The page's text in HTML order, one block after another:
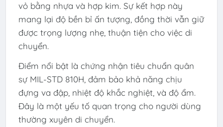
vỏ bằng nhựa và hợp kim. Sự kết hợp này
mang lại độ bền bỉ ấn tượng, đồng thời vẫn giữ
được trọng lượng nhẹ, thuận tiện cho việc di
chuyển.
Điểm nổi bật là chứng nhận tiêu chuẩn quân
sự MIL-STD 810H, đảm bảo khả năng chịu
đựng va đập, nhiệt độ khắc nghiệt, và độ ẩm.
Đây là một yếu tố quan trọng cho người dùng
thường xuyên di chuyển.